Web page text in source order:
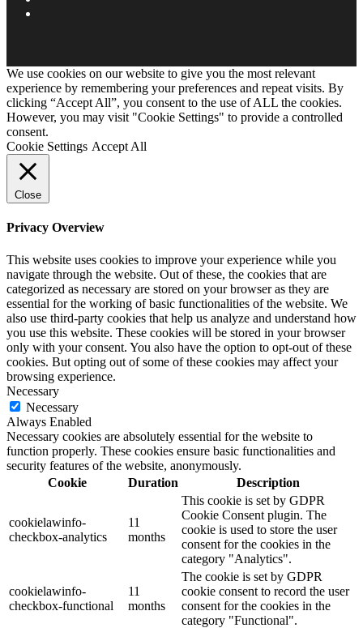
We use cookies on our website to give you the most relevant
experience by remembering your preferences and repeat visits. By
clicking “Accept All”, you consent to the use of ALL the cookies.
However, you may visit "Cookie Settings" to provide a controlled
consent.
Cookie Settings Accept All
Close
Privacy Overview
This website uses cookies to improve your experience while you
navigate through the website. Out of these, the cookies that are
categorized as necessary are stored on your browser as they are
essential for the working of basic functionalities of the website. We
also use third-party cookies that help us analyze and understand how
you use this website. These cookies will be stored in your browser
only with your consent. You also have the option to opt-out of these
cookies. But opting out of some of these cookies may affect your
browsing experience.
Necessary
Necessary
Always Enabled
Necessary cookies are absolutely essential for the website to
function properly. These cookies ensure basic functionalities and
security features of the website, anonymously.
Cookie
Duration Description
cookielawinfo-
checkbox-analytics
11
months
This cookie is set by GDPR
Cookie Consent plugin. The
cookie is used to store the user
consent for the cookies in the
category "Analytics".
cookielawinfo-
checkbox-functional
11
months
The cookie is set by GDPR
cookie consent to record the user
consent for the cookies in the
category "Functional".